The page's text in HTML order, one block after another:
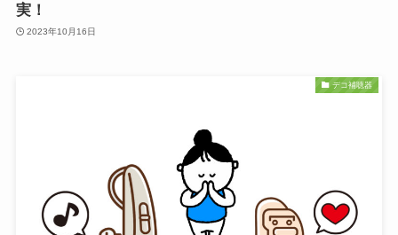
実！
2023年10月16日
デコ補聴器